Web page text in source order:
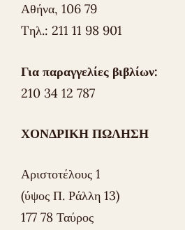
Αθήνα, 106 79
Tηλ.: 211 11 98 901
Για παραγγελίες βιβλίων:
210 34 12 787
ΧΟΝΔΡΙΚΗ ΠΩΛΗΣΗ
Αριστοτέλους 1
(ύψος Π. Ράλλη 13)
177 78 Ταύρος